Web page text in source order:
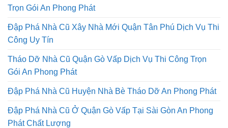
Trọn Gói An Phong Phát
Đập Phá Nhà Cũ Xây Nhà Mới Quận Tân Phú Dịch Vụ Thi
Công Uy Tín
Tháo Dỡ Nhà Cũ Quận Gò Vấp Dịch Vụ Thi Công Trọn
Gói An Phong Phát
Đập Phá Nhà Cũ Huyện Nhà Bè Tháo Dỡ An Phong Phát
Đập Phá Nhà Cũ Ở Quận Gò Vấp Tại Sài Gòn An Phong
Phát Chất Lượng